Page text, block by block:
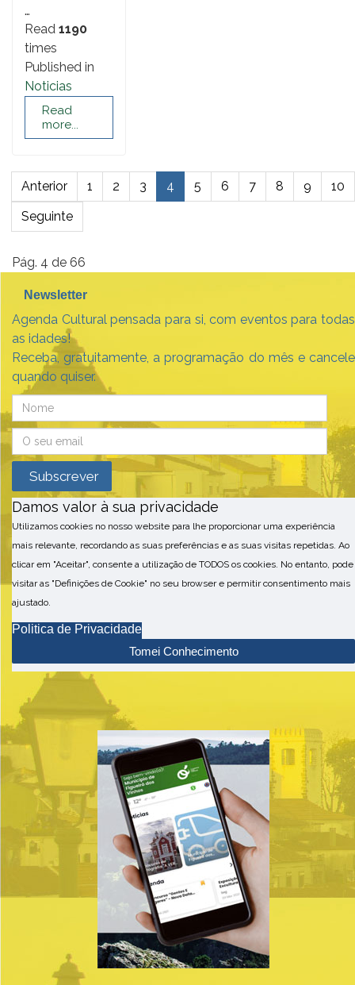
…
Read 1190
times
Published in
Noticias
Read
more...
Anterior 1 2 3 4 5 6 7 8 9
10
Seguinte
Pág. 4 de 66
Newsletter
Agenda Cultural pensada para si, com eventos para todas
as idades!
Receba, gratuitamente, a programação do mês e cancele
quando quiser.
Damos valor à sua privacidade
Utilizamos cookies no nosso website para lhe proporcionar uma experiência
mais relevante, recordando as suas preferências e as suas visitas repetidas. Ao
clicar em "Aceitar", consente a utilização de TODOS os cookies. No entanto, pode
visitar as "Definições de Cookie" no seu browser e permitir consentimento mais
ajustado.
Politica de Privacidade
Tomei Conhecimento